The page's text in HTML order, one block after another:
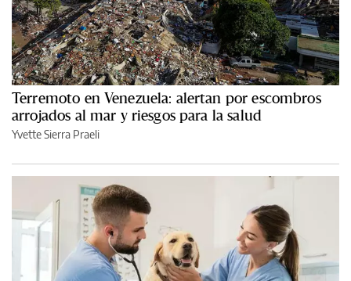
Terremoto en Venezuela: alertan por escombros
arrojados al mar y riesgos para la salud
Yvette Sierra Praeli